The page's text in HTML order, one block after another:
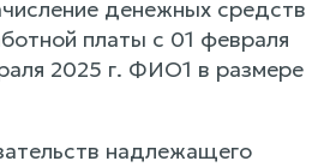
денежных средств
платы с 01 февраля
2025 г. ФИО1 в размере
надлежащего